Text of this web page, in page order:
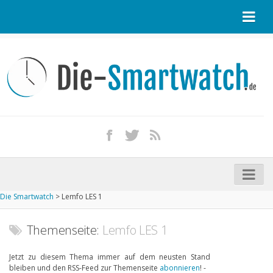
Kontakt / Tipp geben
Impressum
iPhone kaufen
Startseite
Aktuelle Smartwatches im Test
Die Smartwatch > Lemfo LES 1
Themenseite: Lemfo LES 1
Jetzt zu diesem Thema immer auf dem neusten Stand
bleiben und den RSS-Feed zur Themenseite abonnieren! -